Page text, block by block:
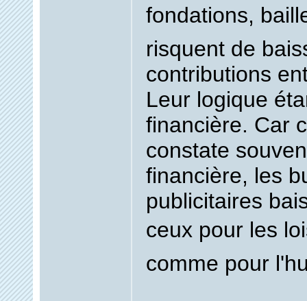
fondations,
risquent de
contributions
Leur logique
financière. Car
constate
financière, les
publicitaires
ceux pour les
comme pour